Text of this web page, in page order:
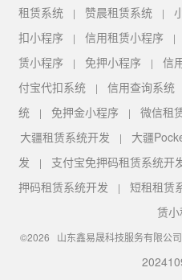
租赁系统| 赞晨租赁系统|
扣小程序| 信用租赁小程序|
赁小程序 | 免押小程序 | 信
付宝代扣系统| 信用查询系统
统 | 免押金小程序 | 微信租
大疆租赁系统开发 | 大疆
发 | 支付宝免押码租赁系统开
押码租赁系统开发 | 短租租赁
赁
©2026 山东鑫易晟科技服务有限公